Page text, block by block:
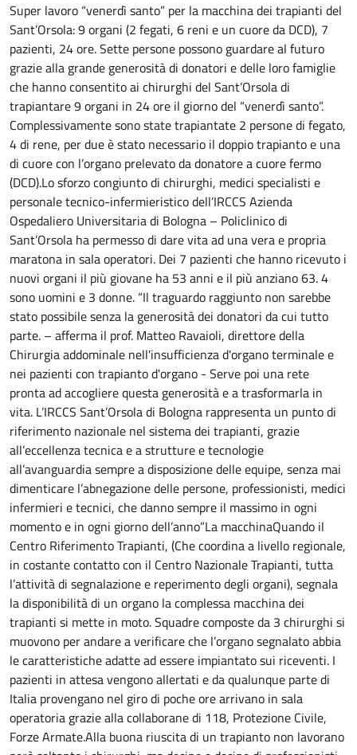
Super lavoro “venerdì santo” per la macchina dei trapianti del
Sant’Orsola: 9 organi (2 fegati, 6 reni e un cuore da DCD), 7
pazienti, 24 ore.Sette persone possono guardare al futuro
grazie alla grande generosità di donatori e delle loro famiglie
che hanno consentito ai chirurghi del Sant’Orsola di
trapiantare 9 organi in 24 ore il giorno del “venerdì santo”.
Complessivamente sono state trapiantate 2 persone di fegato,
4 di rene, per due è stato necessario il doppio trapianto e una
di cuore con l’organo prelevato da donatore a cuore fermo
(DCD).Lo sforzo congiunto di chirurghi, medici specialisti e
personale tecnico-infermieristico dell’IRCCS Azienda
Ospedaliero Universitaria di Bologna – Policlinico di
Sant’Orsola ha permesso di dare vita ad una vera e propria
maratona in sala operatori. Dei 7 pazienti che hanno ricevuto i
nuovi organi il più giovane ha 53 anni e il più anziano 63. 4
sono uomini e 3 donne. “Il traguardo raggiunto non sarebbe
stato possibile senza la generosità dei donatori da cui tutto
parte. – afferma il prof. Matteo Ravaioli, direttore della
Chirurgia addominale nell'insufficienza d'organo terminale e
nei pazienti con trapianto d'organo - Serve poi una rete
pronta ad accogliere questa generosità e a trasformarla in
vita. L’IRCCS Sant’Orsola di Bologna rappresenta un punto di
riferimento nazionale nel sistema dei trapianti, grazie
all’eccellenza tecnica e a strutture e tecnologie
all’avanguardia sempre a disposizione delle equipe, senza mai
dimenticare l’abnegazione delle persone, professionisti, medici
infermieri e tecnici, che danno sempre il massimo in ogni
momento e in ogni giorno dell’anno”La macchinaQuando il
Centro Riferimento Trapianti, (Che coordina a livello regionale,
in costante contatto con il Centro Nazionale Trapianti, tutta
l’attività di segnalazione e reperimento degli organi), segnala
la disponibilità di un organo la complessa macchina dei
trapianti si mette in moto. Squadre composte da 3 chirurghi si
muovono per andare a verificare che l’organo segnalato abbia
le caratteristiche adatte ad essere impiantato sui riceventi. I
pazienti in attesa vengono allertati e da qualunque parte di
Italia provengano nel giro di poche ore arrivano in sala
operatoria grazie alla collaborane di 118, Protezione Civile,
Forze Armate.Alla buona riuscita di un trapianto non lavorano